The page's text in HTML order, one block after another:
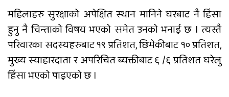
महिलाहरु सुरक्षाको अपेक्षित स्थान मानिने घरबाट नै हिंसा
हुनु नै चिन्ताको विषय भएको समेत उनको भनाई छ । त्यस्तै
परिवारका सदस्यहरुबाट १९ प्रतिशत, छिमेकीबाट १० प्रतिशत,
मुख्य स्याहारदाता र अपरिचित ब्यक्तीबाट ६ /६ प्रतिशत घरेलु
हिंसा भएको पाइएको छ ।